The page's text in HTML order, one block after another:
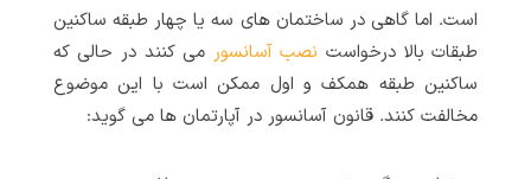
است. اما گاهی در ساختمان های سه یا چهار طبقه ساکنین
طبقات بالا درخواست نصب آسانسور می کنند در حالی که
ساکنین طبقه همکف و اول ممکن است با این موضوع
مخالفت کنند. قانون آسانسور در آپارتمان ها می گوید: